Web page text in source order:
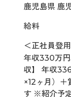
鹿児島県 鹿
給料
＜正社員登
年収330万
収】 年収
×12ヶ月）
す ※紹介予